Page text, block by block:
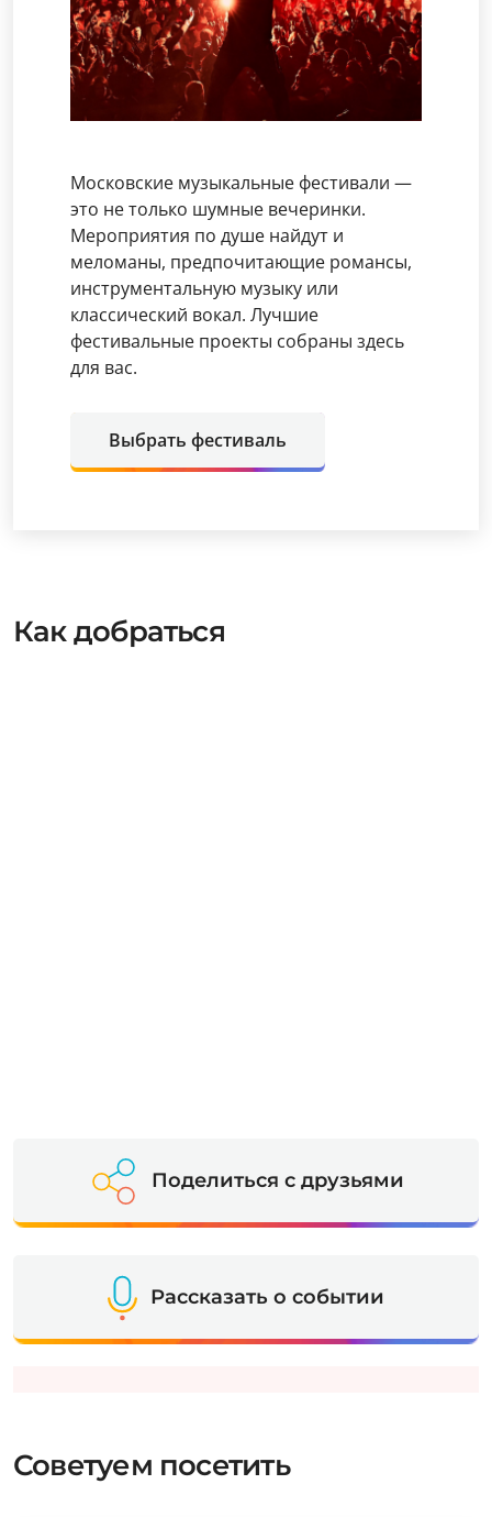
Московские музыкальные фестивали —
это не только шумные вечеринки.
Мероприятия по душе найдут и
меломаны, предпочитающие романсы,
инструментальную музыку или
классический вокал. Лучшие
фестивальные проекты собраны здесь
для вас.
Выбрать фестиваль
Как добраться
Поделиться с друзьями
Рассказать о событии
Советуем посетить